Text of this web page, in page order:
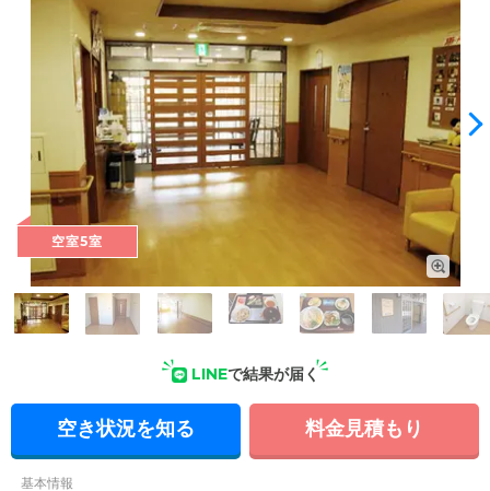
受付・エントランス: エントランス内にはソファもご用意。ご
入居者様同士やご家族様との歓談や、休憩などにご利用いただ
空室5室
LINEで結果が届く
空き状況を知る 料金見積もり
基本情報